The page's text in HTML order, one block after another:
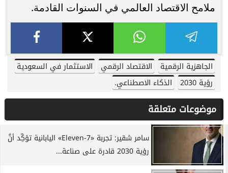
ملامح الاقتصاد العالمي في السنوات القادمة.
الجاهزية الرقمية الاقتصاد الرقمي
الاستثمار في السعودية
رؤية 2030
الذكاء الاصطناعي.
موضوعات متعلقة
سامر شقير: تجربة «7-Eleven» اليابانية تؤكِّد أنَّ
رؤية 2030 قادرة على صناعة...